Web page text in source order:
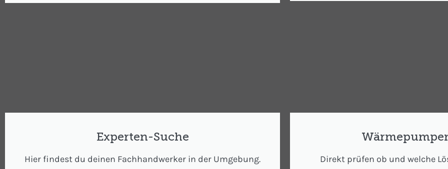
Experten-Suche
Hier findest du deinen Fachhandwerker in der Umgebung.
Direkt prüfen ob und welche